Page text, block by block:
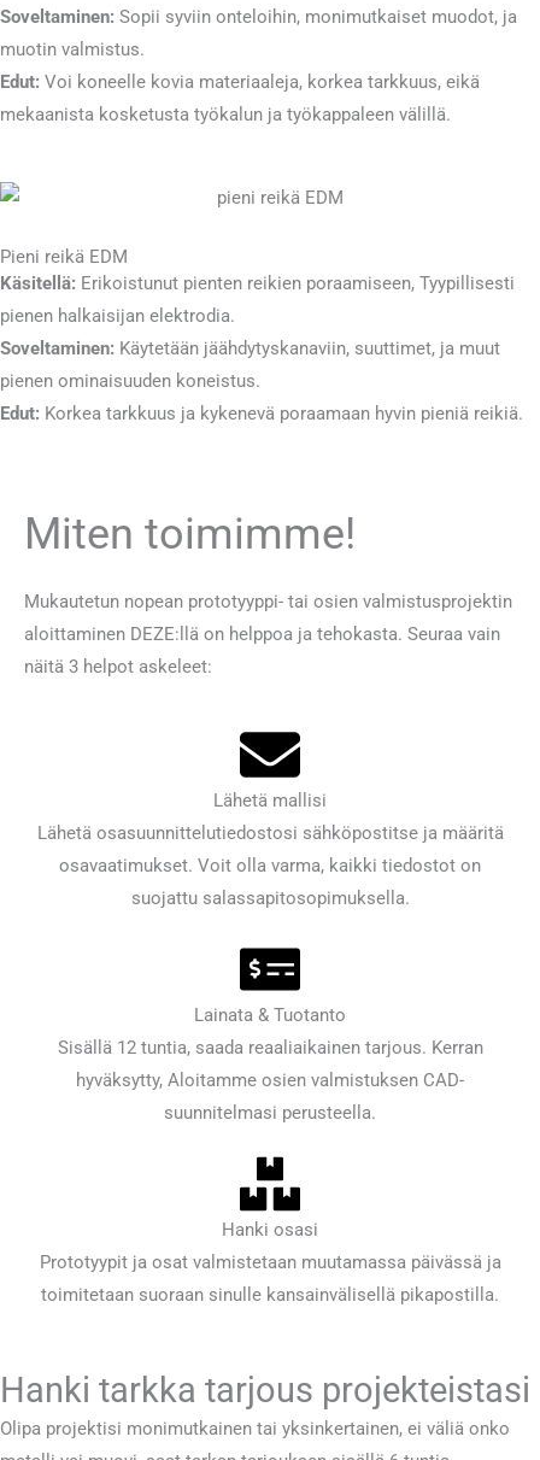
Soveltaminen: Sopii syviin onteloihin, monimutkaiset muodot, ja
muotin valmistus.
Edut: Voi koneelle kovia materiaaleja, korkea tarkkuus, eikä
mekaanista kosketusta työkalun ja työkappaleen välillä.
Pieni reikä EDM
Käsitellä: Erikoistunut pienten reikien poraamiseen, Tyypillisesti
pienen halkaisijan elektrodia.
Soveltaminen: Käytetään jäähdytyskanaviin, suuttimet, ja muut
pienen ominaisuuden koneistus.
Edut: Korkea tarkkuus ja kykenevä poraamaan hyvin pieniä reikiä.
Miten toimimme!
Mukautetun nopean prototyyppi- tai osien valmistusprojektin
aloittaminen DEZE:llä on helppoa ja tehokasta. Seuraa vain
näitä 3 helpot askeleet:
Lähetä mallisi
Lähetä osasuunnittelutiedostosi sähköpostitse ja määritä
osavaatimukset. Voit olla varma, kaikki tiedostot on
suojattu salassapitosopimuksella.
Lainata & Tuotanto
Sisällä 12 tuntia, saada reaaliaikainen tarjous. Kerran
hyväksytty, Aloitamme osien valmistuksen CAD-
suunnitelmasi perusteella.
Hanki osasi
Prototyypit ja osat valmistetaan muutamassa päivässä ja
toimitetaan suoraan sinulle kansainvälisellä pikapostilla.
Hanki tarkka tarjous projekteistasi
Olipa projektisi monimutkainen tai yksinkertainen, ei väliä onko